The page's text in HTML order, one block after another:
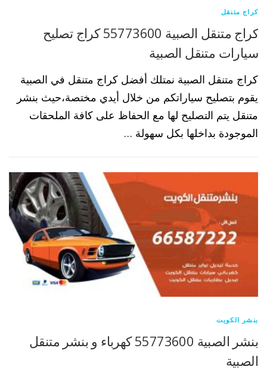
كراج متنقل
كراج متنقل الصبية 55773600 كراج تصليح
سيارات متنقل الصبية
كراج متنقل الصبية نمتلك أفضل كراج متنقل في الصبية
يقوم بتصليح سياراتكم من خلال أيدي مختصة،حيث بنشر
متنقل يتم التصليح لها مع الحفاظ على كافة الملحقات
الموجودة بداخلها بكل سهولة …
بنشر الكويت
بنشر الصبية 55773600 كهرباء و بنشر متنقل
الصبية